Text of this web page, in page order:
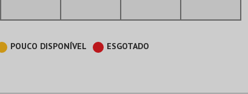
POUCO DISPONÍVEL ESGOTADO